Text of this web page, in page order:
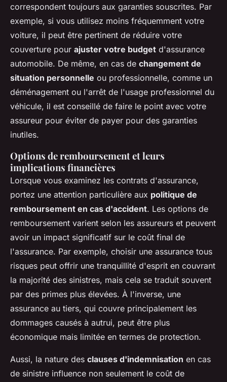
correspondent toujours aux garanties souscrites. Par
exemple, si vous utilisez moins fréquemment votre
voiture, il peut être pertinent de réduire votre
couverture pour ajuster votre budget d'assurance
automobile. De même, en cas de changement de
situation personnelle ou professionnelle, comme un
déménagement ou l'arrêt de l'usage professionnel du
véhicule, il est conseillé de faire le point avec votre
assureur pour éviter de payer pour des garanties
inutiles.
Options de remboursement et leurs
implications financières
Lorsque vous examinez les contrats d'assurance,
portez une attention particulière aux politique de
remboursement en cas d'accident. Les options de
remboursement varient selon les assureurs et peuvent
avoir un impact significatif sur le coût final de
l'assurance. Par exemple, choisir une assurance tous
risques peut offrir une tranquillité d'esprit en couvrant
la majorité des sinistres, mais cela se traduit souvent
par des primes plus élevées. À l'inverse, une
assurance au tiers, qui couvre principalement les
dommages causés à autrui, peut être plus
économique mais limitée en termes de protection.
Aussi, la nature des clauses d'indemnisation en cas
de sinistre influence non seulement le coût de